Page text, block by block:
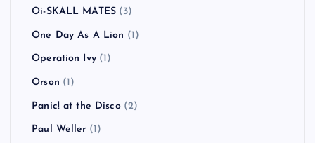
Oi-SKALL MATES (3)
One Day As A Lion (1)
Operation Ivy(1)
Orson (1)
Panic! at the Disco(2)
Paul Weller (1)